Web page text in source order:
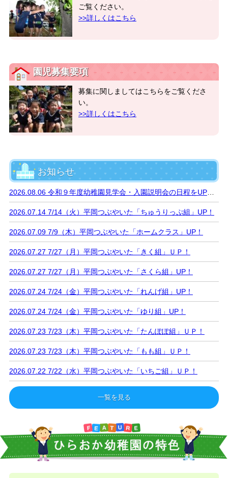
ご覧ください。
>>詳しくはこちら
園児募集要項
募集に関しましてはこちらをご覧くださ
い。
>>詳しくはこちら
お知らせ
2026.08.06 令和９年度幼稚園見学会・入園説明会の日程をUPしました
2026.07.14 7/14（火）平岡つぶやいた「ちゅうりっぷ組」UP！
2026.07.09 7/9（木）平岡つぶやいた「ホームクラス」UP！
2026.07.27 7/27（月）平岡つぶやいた「きく組」ＵＰ！
2026.07.27 7/27（月）平岡つぶやいた「さくら組」UP！
2026.07.24 7/24（金）平岡つぶやいた「れんげ組」UP！
2026.07.24 7/24（金）平岡つぶやいた「ゆり組」UP！
2026.07.23 7/23（木）平岡つぶやいた「たんぽぽ組」ＵＰ！
2026.07.23 7/23（木）平岡つぶやいた「もも組」ＵＰ！
2026.07.22 7/22（水）平岡つぶやいた「いちご組」ＵＰ！
一覧を見る